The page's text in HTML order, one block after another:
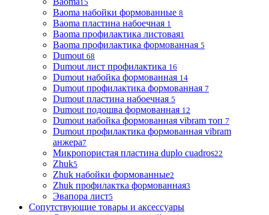
15
Baoma набойки формованные 8
Baoma пластина набоечная 1
Baoma профилактика листовая1
Baoma профилактика формованная 5
Dumout 68
Dumout лист профилактика 16
Dumout набойка формованная 14
Dumout профилактика формованная 7
Dumout пластина набоечная 5
Dumout подошва формованная 12
Dumout набойка формованная vibram топ 7
Dumout профилактика формованная vibram
анжера7
Микропористая пластина duplo cuadros22
Zhuk5
Zhuk набойки формованные2
Zhuk профилактка формованная3
Эвапора лист5
Сопутствующие товары и аксессуары